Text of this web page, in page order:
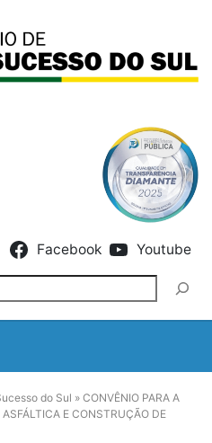
Facebook Youtube
do Sul » CONVÊNIO PARA A
E CONSTRUÇÃO DE